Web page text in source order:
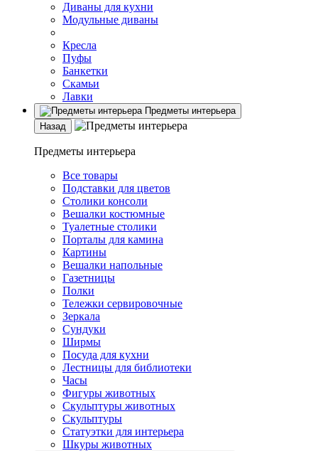
Диваны для кухни
Модульные диваны
Кресла
Пуфы
Банкетки
Скамьи
Лавки
Предметы интерьера
Назад
Предметы интерьера
Все товары
Подставки для цветов
Столики консоли
Вешалки костюмные
Туалетные столики
Порталы для камина
Картины
Вешалки напольные
Газетницы
Полки
Тележки сервировочные
Зеркала
Сундуки
Ширмы
Посуда для кухни
Лестницы для библиотеки
Часы
Фигуры животных
Скульптуры животных
Скульптуры
Статуэтки для интерьера
Шкуры животных